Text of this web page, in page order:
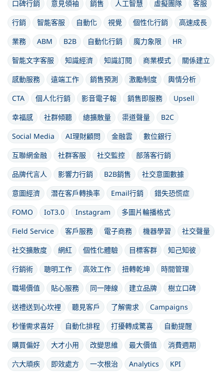
口碑行銷 意見領袖 銷售 人工智慧 虛擬團隊
客服
行銷
智能客服 自動化 視覺 個性化行銷
高速成長
業務
ABM B2B 自動化行銷 魔力象限
HR
智能文字客服
知識經濟 知識訂閱 商業模式
關係建立
感動服務
遠端工作 銷售預測 激勵制度
輿情分析
CTA
個人化行銷 影音電子報 銷售即服務
Upsell
幸福感
社群傾聽 總擴散量 渠道聲量
B2C
Social Media
AI理財顧問 金融雲
數位銀行
互聯網金融
社群客服 社交監控
部落客行銷
品牌代言人
影響力行銷 B2B銷售
社交意圖數據
意圖經濟
潛在客戶轉換率 Email行銷
錯失恐慌症
FOMO
IoT3.0 Instagram
多圖片輪播格式
Field Service
客戶服務 電子商務 機器學習
社交聲量
社交擴散度
網紅 個性化體驗 目標客群
知己知彼
行銷術
聰明工作 高效工作 扭轉乾坤
時間管理
職場價值
貼心服務 同一陣線 建立品牌
樹立口碑
送禮送到心坎裡
聽見客戶 了解需求
Campaigns
秒懂需求喜好
自動化排程 打擾轉成驚喜
自動提醒
購買偏好
大才小用 改變思維 最大價值
消費週期
六大頑疾
即效處方 一次根治 Analytics
KPI